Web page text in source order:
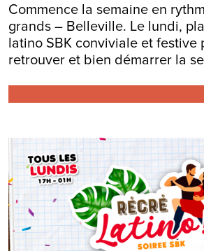
Commence la semaine en
grands – Belleville. Le lundi,
latino SBK conviviale et festive
retrouver et bien démarrer la